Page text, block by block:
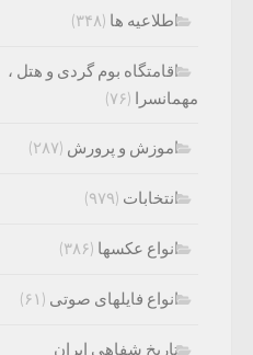
اطلاعیه ها (۳۴۸)
اقامتگاه بوم گردی و هتل ،
مهمانسرا (۷۶)
اموزش و پرورش (۲۸۷)
انتخابات (۹۷۹)
انواع عکسها (۳۸۶)
انواع فایلهای صوتی (۶۱)
تاریخ شفاهی ایران